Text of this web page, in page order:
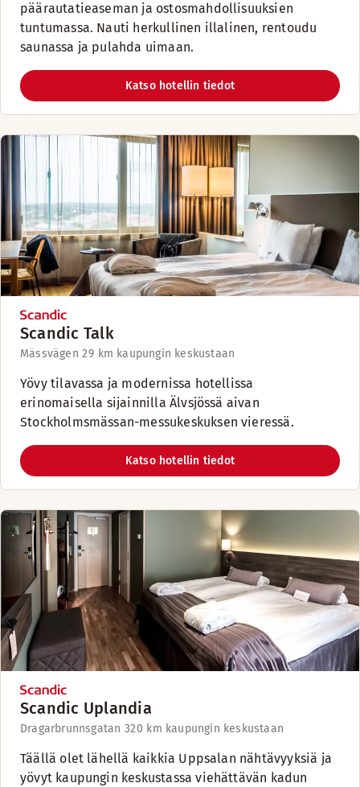
päärautatieaseman ja ostosmahdollisuuksien
tuntumassa. Nauti herkullinen illalinen, rentoudu
saunassa ja pulahda uimaan.
Katso hotellin tiedot
Scandic Talk
Mässvägen 29 km kaupungin keskustaan
Yövy tilavassa ja modernissa hotellissa
erinomaisella sijainnilla Älvsjössä aivan
Stockholmsmässan-messukeskuksen vieressä.
Katso hotellin tiedot
Scandic Uplandia
Dragarbrunnsgatan 320 km kaupungin keskustaan
Täällä olet lähellä kaikkia Uppsalan nähtävyyksiä ja
yövyt kaupungin keskustassa viehättävän kadun